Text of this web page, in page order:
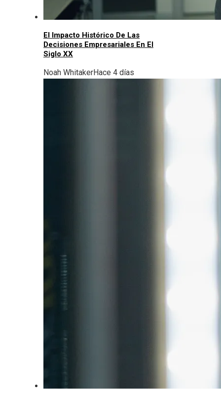
El Impacto Histórico De Las
Decisiones Empresariales En El
Siglo XX
Noah WhitakerHace 4 días